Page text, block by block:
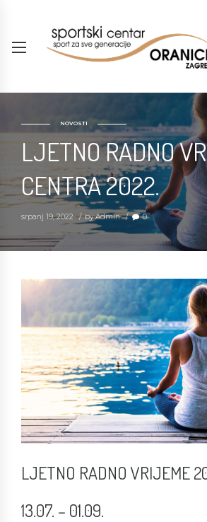
NOVOSTI
LJETNO RADNO
CENTRA 2022.
srpanj 19, 2022 by Admin 0
LJETNO RADNO VRIJEME
13.07. – 01.09.